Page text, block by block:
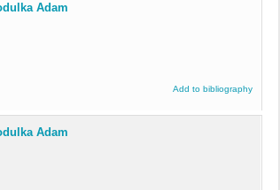
Adam
Add to bibliography
Adam